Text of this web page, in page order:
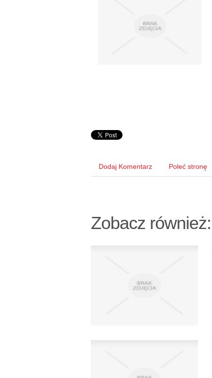
Dodaj Komentarz Poleć stronę
Zobacz również: